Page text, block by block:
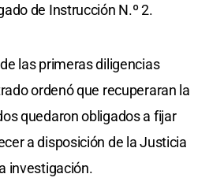
de Instrucción N.º 2.
las primeras diligencias
ordenó que recuperaran la
quedaron obligados a fijar
a disposición de la Justicia
investigación.